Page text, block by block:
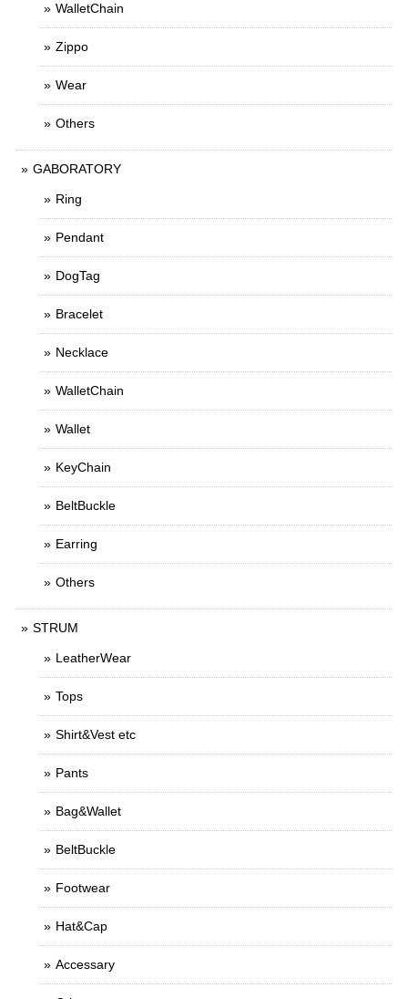
WalletChain
Zippo
Wear
Others
GABORATORY
Ring
Pendant
DogTag
Bracelet
Necklace
WalletChain
Wallet
KeyChain
BeltBuckle
Earring
Others
STRUM
LeatherWear
Tops
Shirt&Vest etc
Pants
Bag&Wallet
BeltBuckle
Footwear
Hat&Cap
Accessary